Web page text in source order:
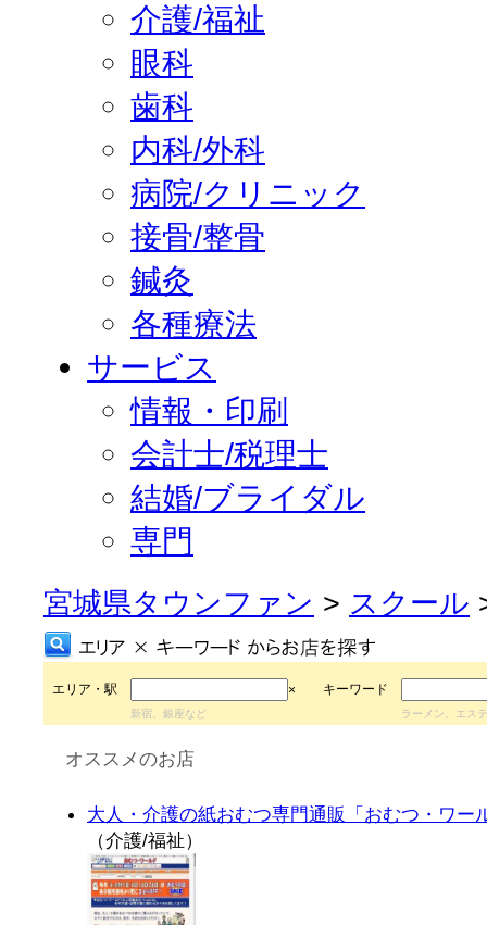
介護/福祉
眼科
歯科
内科/外科
病院/クリニック
接骨/整骨
鍼灸
各種療法
サービス
情報・印刷
会計士/税理士
結婚/ブライダル
専門
宮城県タウンファン > スクール
エリア・駅 × キーワード
新宿、銀座など ラーメン、エス
オススメのお店
大人・介護の紙おむつ専門通販「おむつ・ワー
（介護/福祉）